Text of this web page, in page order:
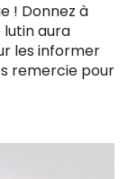
! Donnez à
aura
les informer
remercie pour